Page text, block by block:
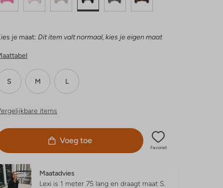
je maat: Dit item valt normaal, kies je eigen maat
S M L
items
Voeg toe
Favoriet
Maatadvies
Lexi is 1 meter 75 lang en draagt maat S.